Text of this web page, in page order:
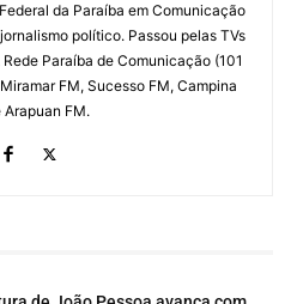
da Paraíba em Comunicação
político. Passou pelas TVs
Paraíba de Comunicação (101
FM, Sucesso FM, Campina
Arapuan FM.